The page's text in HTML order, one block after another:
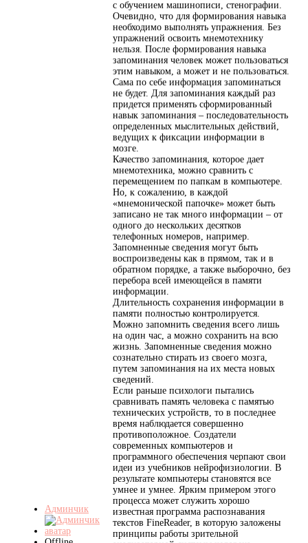
Админчик
с обучением машинописи, стенографии.
Очевидно, что для формирования навыка
необходимо выполнять упражнения. Без
упражнений освоить мнемотехнику
нельзя. После формирования навыка
запоминания человек может пользоваться
этим навыком, а может и не пользоваться.
Сама по себе информация запоминаться
не будет. Для запоминания каждый раз
придется применять сформированный
навык запоминания – последовательность
определенных мыслительных действий,
ведущих к фиксации информации в
мозге.
Качество запоминания, которое дает
мнемотехника, можно сравнить с
перемещением по папкам в компьютере.
Но, к сожалению, в каждой
«мнемонической папочке» может быть
записано не так много информации – от
одного до нескольких десятков
телефонных номеров, например.
Запомненные сведения могут быть
воспроизведены как в прямом, так и в
обратном порядке, а также выборочно, без
перебора всей имеющейся в памяти
информации.
Длительность сохранения информации в
памяти полностью контролируется.
Можно запомнить сведения всего лишь
на один час, а можно сохранить на всю
жизнь. Запомненные сведения можно
сознательно стирать из своего мозга,
путем запоминания на их места новых
сведений.
Если раньше психологи пытались
сравнивать память человека с памятью
технических устройств, то в последнее
время наблюдается совершенно
противоположное. Создатели
современных компьютеров и
программного обеспечения черпают свои
идеи из учебников нейрофизиологии. В
результате компьютеры становятся все
умнее и умнее. Ярким примером этого
процесса может служить хорошо
известная программа распознавания
текстов FineReader, в которую заложены
принципы работы зрительной